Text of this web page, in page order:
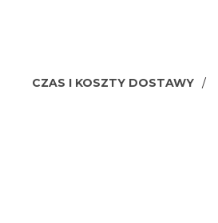
CZAS I KOSZTY DOSTAWY